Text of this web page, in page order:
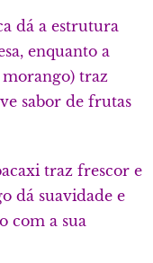
dá a estrutura
enquanto a
traz
sabor de frutas
traz frescor e
dá suavidade e
com a sua